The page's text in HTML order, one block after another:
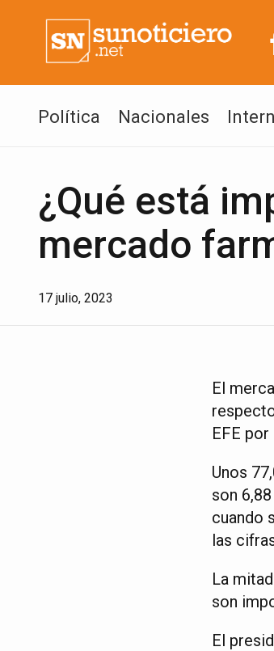
Política Nacionales
¿Qué está
mercado
17 julio, 2023
El
EFE
Unos
son
cuando
las
La
son
El